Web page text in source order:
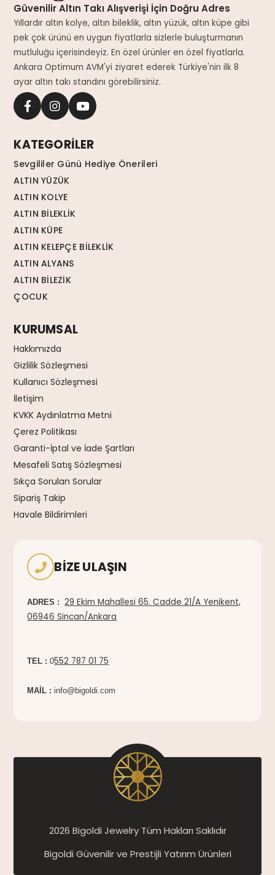
Güvenilir Altın Takı Alışverişi İçin Doğru Adres
Yıllardır altın kolye, altın bileklik, altın yüzük, altın küpe gibi
pek çok ürünü en uygun fiyatlarla sizlerle buluşturmanın
mutluluğu içerisindeyiz. En özel ürünler en özel fiyatlarla.
Ankara Optimum AVM'yi ziyaret ederek Türkiye'nin ilk 8
ayar altın takı standını görebilirsiniz.
KATEGORİLER
Sevgililer Günü Hediye Önerileri
ALTIN YÜZÜK
ALTIN KOLYE
ALTIN BİLEKLİK
ALTIN KÜPE
ALTIN KELEPÇE BİLEKLİK
ALTIN ALYANS
ALTIN BİLEZİK
ÇOCUK
KURUMSAL
Hakkımızda
Gizlilik Sözleşmesi
Kullanıcı Sözleşmesi
İletişim
KVKK Aydınlatma Metni
Çerez Politikası
Garanti-İptal ve İade Şartları
Mesafeli Satış Sözleşmesi
Sıkça Sorulan Sorular
Sipariş Takip
Havale Bildirimleri
BIZE ULAŞIN
ADRES :
29 Ekim Mahallesi 65. Cadde 21/A Yenikent,
06946 Sincan/Ankara
TEL : 0552 787 01 75
MAİL :info@bigoldi.com
2026 Bigoldi Jewelry Tüm Hakları Saklıdır
Bigoldi Güvenilir ve Prestijli Yatırım Ürünleri